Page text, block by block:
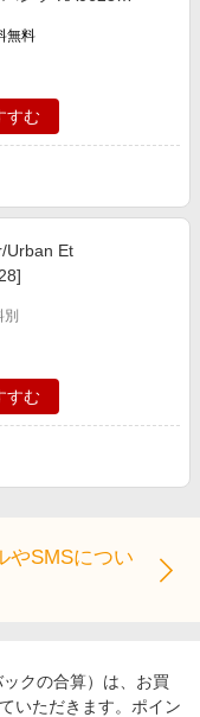
無料
すむ
Urban Et
すむ
やSMSについ
クの合算）は、お買
いただきます。ポイン